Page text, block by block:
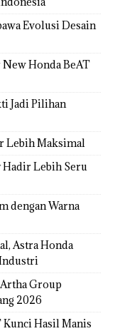
Evolusi Desain
New Honda BeAT
Jadi Pilihan
Lebih Maksimal
Hadir Lebih Seru
dengan Warna
Astra Honda
Artha Group
2026
Kunci Hasil Manis